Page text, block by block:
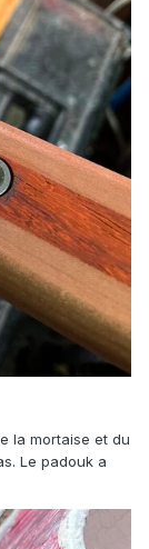
la mortaise et du
Le padouk a